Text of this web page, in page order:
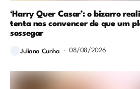
‘Harry Quer Casar’: o bizarro
tenta nos convencer de que um
sossegar
Juliana Cunha 08/08/2026